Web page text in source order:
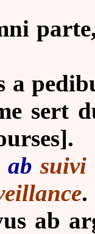
a
sert
ab suivi
.
ab